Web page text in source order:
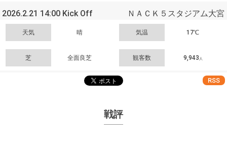
2026.2.21 14:00 Kick Off
ＮＡＣＫ５スタジアム大宮
天気 晴 気温 17℃
芝 全面良芝 観客数 9,943 人
RSS
戦評